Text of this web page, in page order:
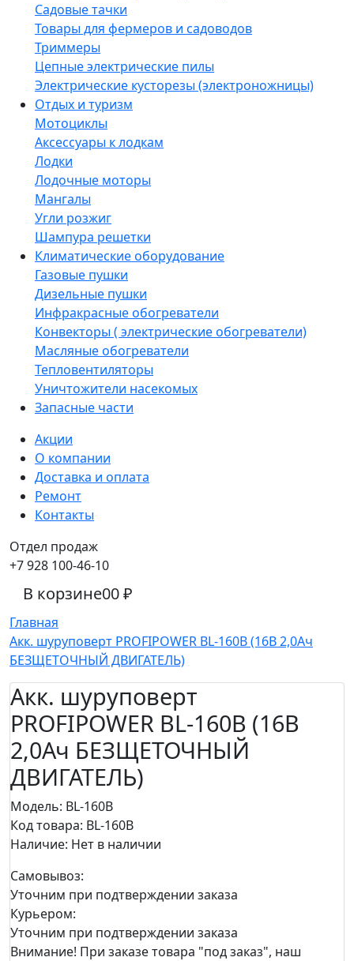
Садовые тачки
Товары для фермеров и садоводов
Триммеры
Цепные электрические пилы
Электрические кусторезы (электроножницы)
Отдых и туризм
Мотоциклы
Аксессуары к лодкам
Лодки
Лодочные моторы
Мангалы
Угли розжиг
Шампура решетки
Климатические оборудование
Газовые пушки
Дизельные пушки
Инфракрасные обогреватели
Конвекторы ( электрические обогреватели)
Масляные обогреватели
Тепловентиляторы
Уничтожители насекомых
Запасные части
Акции
О компании
Доставка и оплата
Ремонт
Контакты
Отдел продаж
+7 928 100-46-10
В корзине00 ₽
Главная
Акк. шуруповерт PROFIPOWER BL-160B (16В 2,0Ач
БЕЗЩЕТОЧНЫЙ ДВИГАТЕЛЬ)
Акк. шуруповерт
PROFIPOWER BL-160B (16В
2,0Ач БЕЗЩЕТОЧНЫЙ
ДВИГАТЕЛЬ)
Модель: BL-160B
Код товара: BL-160B
Наличие: Нет в наличии
Самовывоз:
Уточним при подтверждении заказа
Курьером:
Уточним при подтверждении заказа
Внимание! При заказе товара "под заказ", наш